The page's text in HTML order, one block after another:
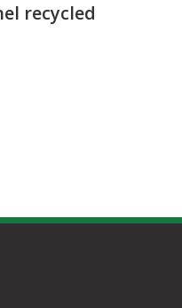
recycled